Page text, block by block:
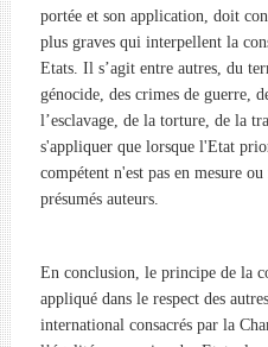
portée et son application, doit
plus graves qui interpellent la
Etats. Il s’agit entre autres, du
génocide, des crimes de guerre,
l’esclavage, de la torture, de la
s'appliquer que lorsque l'Etat
compétent n'est pas en mesure
présumés auteurs.
En conclusion, le principe de la
appliqué dans le respect des
international consacrés par la